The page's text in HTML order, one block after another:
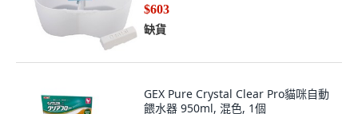
$603
缺貨
GEX Pure Crystal Clear Pro貓咪自動
餵水器 950ml, 混色, 1個